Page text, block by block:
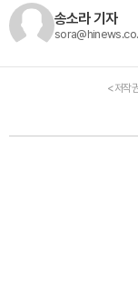
송소라 기자
<저작